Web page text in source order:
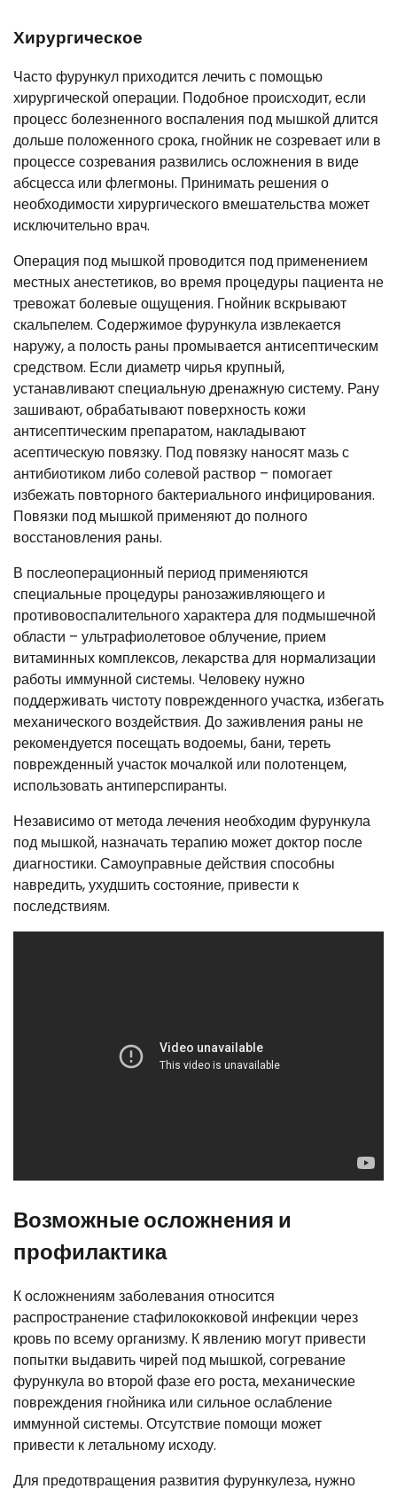
Хирургическое
Часто фурункул приходится лечить с помощью
хирургической операции. Подобное происходит, если
процесс болезненного воспаления под мышкой длится
дольше положенного срока, гнойник не созревает или в
процессе созревания развились осложнения в виде
абсцесса или флегмоны. Принимать решения о
необходимости хирургического вмешательства может
исключительно врач.
Операция под мышкой проводится под применением
местных анестетиков, во время процедуры пациента не
тревожат болевые ощущения. Гнойник вскрывают
скальпелем. Содержимое фурункула извлекается
наружу, а полость раны промывается антисептическим
средством. Если диаметр чирья крупный,
устанавливают специальную дренажную систему. Рану
зашивают, обрабатывают поверхность кожи
антисептическим препаратом, накладывают
асептическую повязку. Под повязку наносят мазь с
антибиотиком либо солевой раствор – помогает
избежать повторного бактериального инфицирования.
Повязки под мышкой применяют до полного
восстановления раны.
В послеоперационный период применяются
специальные процедуры ранозаживляющего и
противовоспалительного характера для подмышечной
области – ультрафиолетовое облучение, прием
витаминных комплексов, лекарства для нормализации
работы иммунной системы. Человеку нужно
поддерживать чистоту поврежденного участка, избегать
механического воздействия. До заживления раны не
рекомендуется посещать водоемы, бани, тереть
поврежденный участок мочалкой или полотенцем,
использовать антиперспиранты.
Независимо от метода лечения необходим фурункула
под мышкой, назначать терапию может доктор после
диагностики. Самоуправные действия способны
навредить, ухудшить состояние, привести к
последствиям.
Возможные осложнения и
профилактика
К осложнениям заболевания относится
распространение стафилококковой инфекции через
кровь по всему организму. К явлению могут привести
попытки выдавить чирей под мышкой, согревание
фурункула во второй фазе его роста, механические
повреждения гнойника или сильное ослабление
иммунной системы. Отсутствие помощи может
привести к летальному исходу.
Для предотвращения развития фурункулеза, нужно